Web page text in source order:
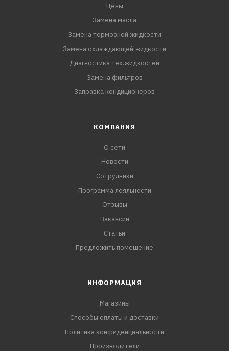
Цены
Замена масла
Замена тормозной жидкости
Замена охлаждающей жидкости
Диагностика тех.жидкостей
Замена фильтров
Заправка кондиционеров
КОМПАНИЯ
О сети
Новости
Сотрудники
Программа лояльности
Отзывы
Вакансии
Статьи
Предложить помещение
ИНФОРМАЦИЯ
Магазины
Способы оплаты и доставки
Политика конфиденциальности
Производители